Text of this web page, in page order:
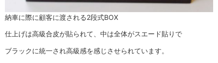
納車に際に顧客に渡される2段式BOX
仕上げは高級合皮が貼られて、中は全体がスエード貼りで
ブラックに統一され高級感を感じさせられています。